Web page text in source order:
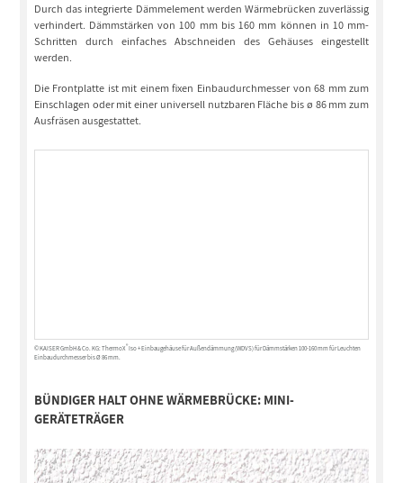
Durch das integrierte Dämmelement werden Wärmebrücken zuverlässig
verhindert. Dämmstärken von 100 mm bis 160 mm können in 10 mm-
Schritten durch einfaches Abschneiden des Gehäuses eingestellt
werden.
Die Frontplatte ist mit einem fixen Einbaudurchmesser von 68 mm zum
Einschlagen oder mit einer universell nutzbaren Fläche bis ø 86 mm zum
Ausfräsen ausgestattet.
© KAISER GmbH & Co. KG: ThermoX®Iso + Einbaugehäuse für Außendämmung (WDVS) für Dämmstärken 100-160 mm für Leuchten
Einbaudurchmesser bis Ø 86 mm.
BÜNDIGER HALT OHNE WÄRMEBRÜCKE: MINI-
GERÄTETRÄGER